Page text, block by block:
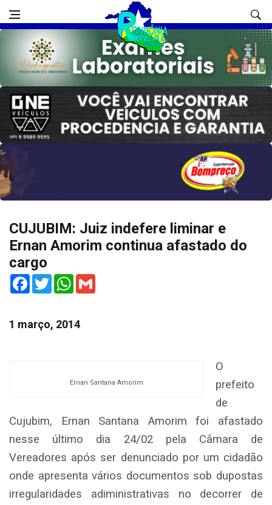
CUJUBIM: Juiz indefere liminar e
Ernan Amorim continua afastado do
cargo
Facebook
TwitterWhatsApp
1 março, 2014
Ernan Santana Amorim
O
prefeito
de
Cujubim, Ernan Santana Amorim foi afastado
nesse último dia 24/02 pela Câmara de
Vereadores após ser denunciado por um cidadão
onde apresenta vários documentos sob dupostas
irregularidades adiministrativas no decorrer de